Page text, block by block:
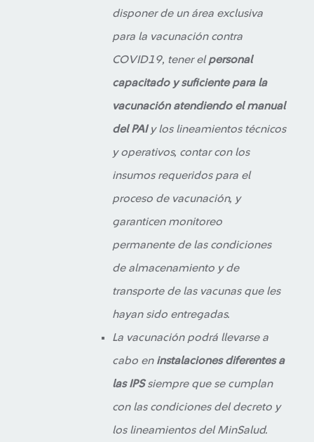
disponer de un área exclusiva
para la vacunación contra
COVID19, tener elpersonal
capacitado y suficiente para la
vacunación atendiendo el manual
del PAIy los lineamientos técnicos
y operativos, contar con los
insumos requeridos para el
proceso de vacunación, y
garanticen monitoreo
permanente de las condiciones
de almacenamiento y de
transporte de las vacunas que les
hayan sido entregadas.
La vacunación podrá llevarse a
cabo en instalaciones diferentes a
las IPSsiempre que se cumplan
con las condiciones del decreto y
los lineamientos del MinSalud.